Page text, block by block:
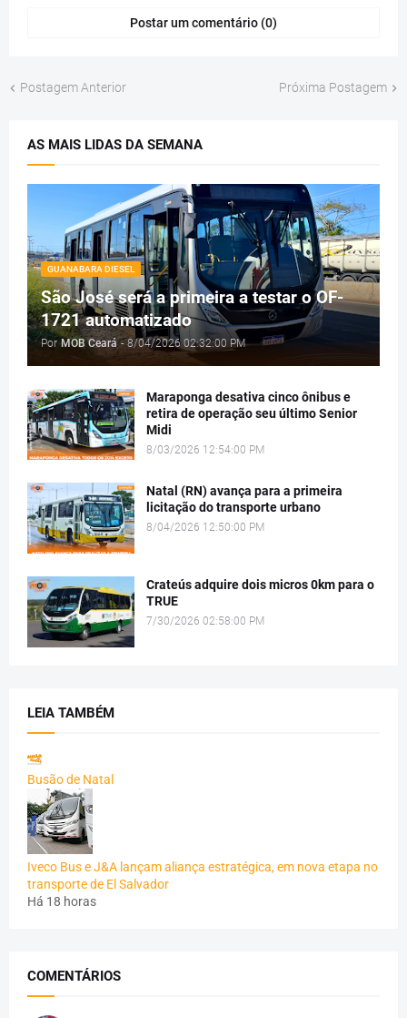
Postar um comentário (0)
Postagem Anterior Próxima Postagem
AS MAIS LIDAS DA SEMANA
GUANABARA DIESEL
São José será a primeira a testar o OF-
1721 automatizado
Por MOB Ceará - 8/04/2026 02:32:00 PM
Maraponga desativa cinco ônibus e
retira de operação seu último Senior
Midi
8/03/2026 12:54:00 PM
Natal (RN) avança para a primeira
licitação do transporte urbano
8/04/2026 12:50:00 PM
Crateús adquire dois micros 0km para o
TRUE
7/30/2026 02:58:00 PM
LEIA TAMBÉM
Busão de Natal
Iveco Bus e J&A lançam aliança estratégica, em nova etapa no
transporte de El Salvador
Há 18 horas
COMENTÁRIOS